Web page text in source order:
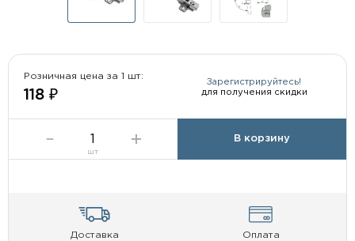
Розничная цена за 1 шт:
118 ₽
Зарегистрируйтесь!
для получения скидки
шт
В корзину
Доставка Оплата